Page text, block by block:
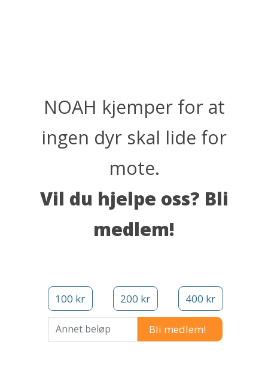
NOAH kjemper for at
ingen dyr skal lide for
mote.
Vil du hjelpe oss? Bli
medlem!
100 kr 200 kr 400 kr
Annet beløp